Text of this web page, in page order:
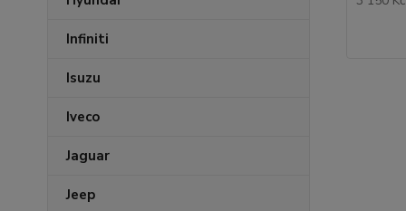
Infiniti
Isuzu
Iveco
Jaguar
Jeep